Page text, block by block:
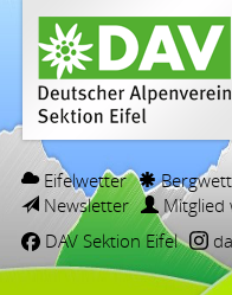
Eifelwetter
Newsletter
Mitglied
DAV Sektion Eifel